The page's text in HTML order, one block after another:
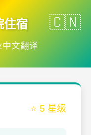
住宿
文翻译
⭐ 5 星级